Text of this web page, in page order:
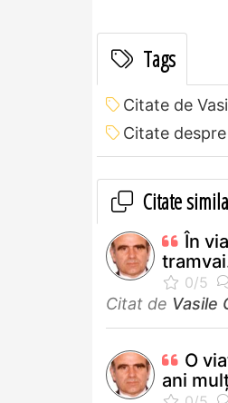
Tags
Citate de
Citate
Citate
În
Citat de Vasile
O
ani